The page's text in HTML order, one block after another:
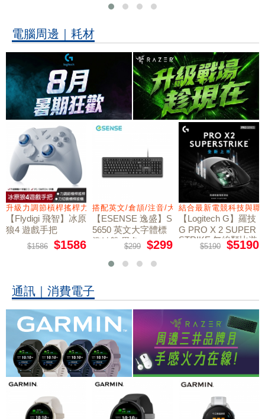
電腦周邊｜耗材
墊
升級力調節槓桿搖桿力切換扳機
【Flydigi 飛智】冰原
狼4 遊戲手把
$1586 $1586
搭配英文/倉頡/注音/大易
【ESENSE 逸盛】S
5650 英文大字體標
準鍵盤 黑色
$299 $299
結合最新電競科技與
【Logitech G】羅技
G PRO X 2 SUPER
STRIKE 無線類比遊
戲滑鼠$5190 $5190
通訊｜消費電子